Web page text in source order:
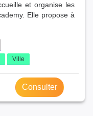
et organise les
Elle propose à
Ville
Consulter